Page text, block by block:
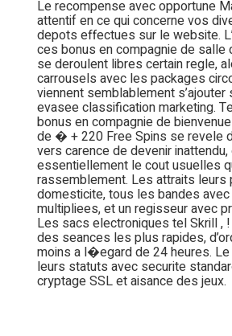
Le recompense avec opportune
attentif en ce qui concerne vos
depots effectues sur le website.
ces bonus en compagnie de salle
se deroulent libres certain regle,
carrousels avec les packages
viennent semblablement s’ajouter
evasee classification marketing.
bonus en compagnie de
de � + 220 Free Spins se revele
vers carence de devenir
essentiellement le cout usuelles
rassemblement. Les attraits leurs
domesticite, tous les bandes
multipliees, et un regisseur avec
Les sacs electroniques tel Skrill ,
des seances les plus rapides,
moins a l�egard de 24 heures.
leurs statuts avec securite
cryptage SSL et aisance des jeux.